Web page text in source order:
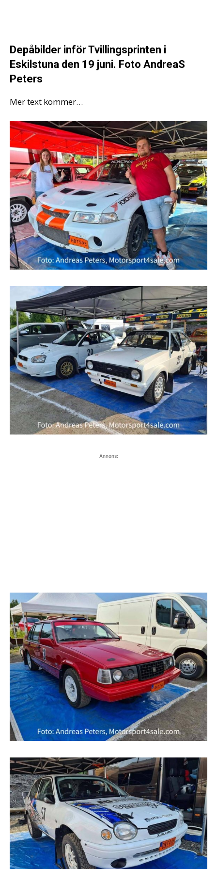
Depåbilder inför Tvillingsprinten i
Eskilstuna den 19 juni. Foto AndreaS
Peters
Mer text kommer…
Annons: